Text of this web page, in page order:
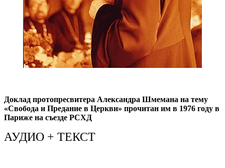
Доклад протопресвитера Александра Шмемана на тему
«Свобода и Предание в Церкви» прочитан им в 1976 году в
Париже на съезде РСХД
АУДИО + ТЕКСТ